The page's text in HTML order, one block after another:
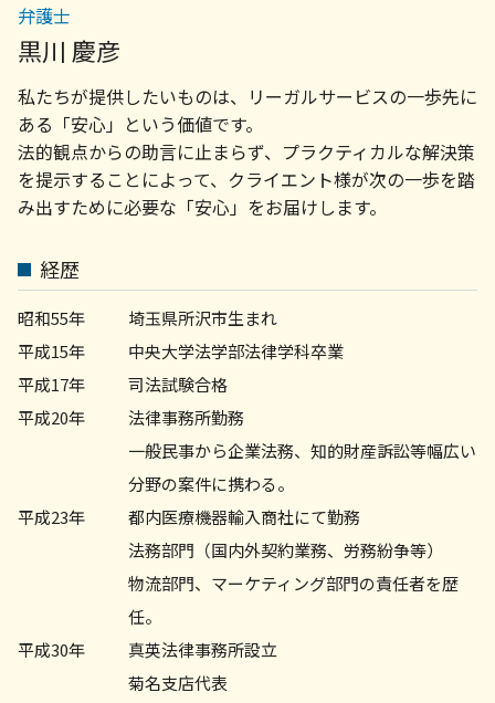
家賃滞納 裁判
家賃滞納 弁護士
賃貸契約
法律事務所 顧問
売掛金 払っ てくれ ない
顧問弁護士
会社 顧問弁護士
法人 破産 スケジュール
債権 取り立て
債権 売掛金
企業法務 弁護士 相談 世田谷区
企業法務 弁護士 相談 横浜市
労務問題 弁護士 相談 川崎市
顧問弁護士 相談 町田市
不動産トラブル 弁護士 相談 町田市
相続問題 弁護士 相談 町田市
債権回収 弁護士 相談 横浜市
企業法務 弁護士 相談 町田市
弁護士
黒川 慶彦
私たちが提供したいものは、リーガルサービスの一歩先に
ある「安心」という価値です。
法的観点からの助言に止まらず、プラクティカルな解決策
を提示することによって、クライエント様が次の一歩を踏
み出すために必要な「安心」をお届けします。
経歴
昭和55年
埼玉県所沢市生まれ
平成15年
中央大学法学部法律学科卒業
平成17年
司法試験合格
平成20年
法律事務所勤務
一般民事から企業法務、知的財産訴訟等幅広い
分野の案件に携わる。
平成23年
都内医療機器輸入商社にて勤務
法務部門（国内外契約業務、労務紛争等）
物流部門、マーケティング部門の責任者を歴
任。
平成30年
真英法律事務所設立
菊名支店代表